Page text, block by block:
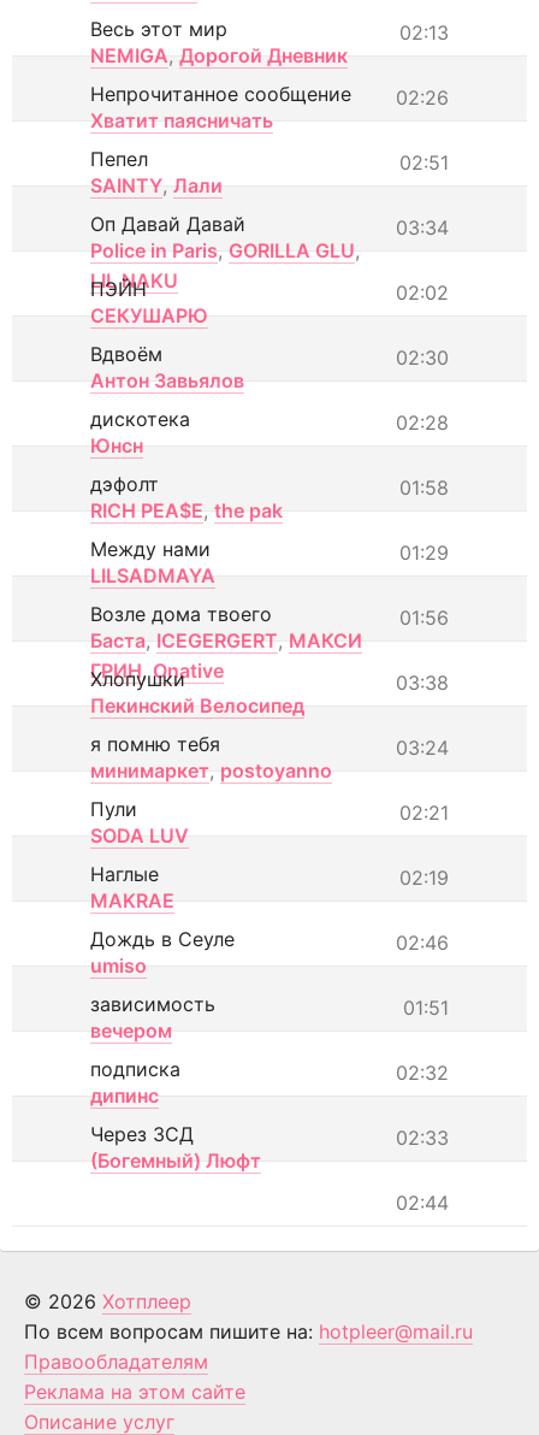
02:13
Весь этот мир
NEMIGA, Дорогой Дневник
02:26
Непрочитанное сообщение
Хватит паясничать
02:51
Пепел
SAINTY, Лали
03:34
Оп Давай Давай
Police in Paris, GORILLA GLU,
LIL NAKU
02:02
ПЭЙН
СЕКУШАРЮ
02:30
Вдвоём
Антон Завьялов
02:28
дискотека
Юнсн
01:58
дэфолт
RICH PEA$E, the pak
01:29
Между нами
LILSADMAYA
01:56
Возле дома твоего
Баста, ICEGERGERT, МАКСИ
ГРИН, Onative 03:38
Хлопушки
Пекинский Велосипед
03:24
я помню тебя
минимаркет, postoyanno
02:21
Пули
SODA LUV
02:19
Наглые
MAKRAE
02:46
Дождь в Сеуле
umiso
01:51
зависимость
вечером
02:32
подписка
дипинс
02:33
Через ЗСД
(Богемный) Люфт
02:44
© 2026 Хотплеер
По всем вопросам пишите на: hotpleer@mail.ru
Правообладателям
Реклама на этом сайте
Описание услуг